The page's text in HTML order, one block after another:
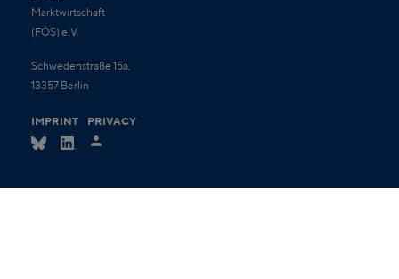
Marktwirtschaft
(FÖS) e.V.
Schwedenstraße 15a,
13357 Berlin
IMPRINT PRIVACY